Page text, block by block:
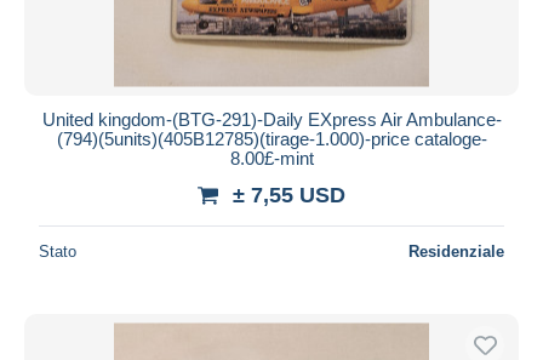
United kingdom-(BTG-291)-Daily EXpress Air Ambulance-
(794)(5units)(405B12785)(tirage-1.000)-price cataloge-
8.00£-mint
± 7,55 USD
Stato Residenziale